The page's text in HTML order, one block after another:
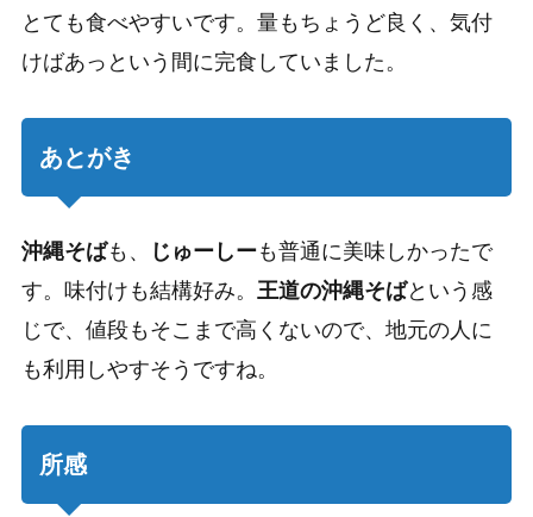
とても食べやすいです。量もちょうど良く、気付
けばあっという間に完食していました。
あとがき
沖縄そばも、 じゅーしーも普通に美味しかったで
す。味付けも結構好み。 王道の沖縄そばという感
じで、値段もそこまで高くないので、地元の人に
も利用しやすそうですね。
所感